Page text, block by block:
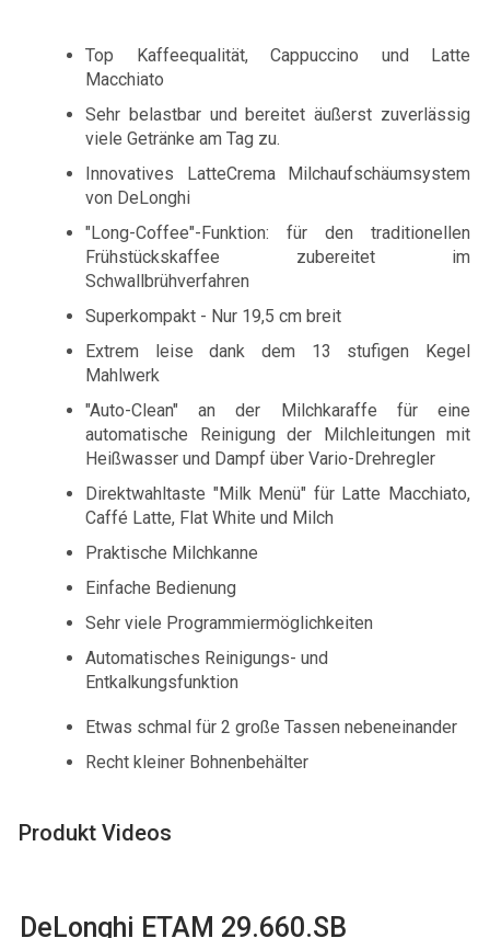
Top Kaffeequalität, Cappuccino und Latte
Macchiato
Sehr belastbar und bereitet äußerst zuverlässig
viele Getränke am Tag zu.
Innovatives LatteCrema Milchaufschäumsystem
von DeLonghi
"Long-Coffee"-Funktion: für den traditionellen
Frühstückskaffee zubereitet im
Schwallbrühverfahren
Superkompakt - Nur 19,5 cm breit
Extrem leise dank dem 13 stufigen Kegel
Mahlwerk
"Auto-Clean" an der Milchkaraffe für eine
automatische Reinigung der Milchleitungen mit
Heißwasser und Dampf über Vario-Drehregler
Direktwahltaste "Milk Menü" für Latte Macchiato,
Caffé Latte, Flat White und Milch
Praktische Milchkanne
​Einfache Bedienung
Sehr viele Programmiermöglichkeiten
Automatisches Reinigungs- und
Entkalkungsfunktion
Etwas schmal für 2 große Tassen nebeneinander
Recht kleiner Bohnenbehälter
Produkt Videos
DeLonghi ETAM 29.660.SB